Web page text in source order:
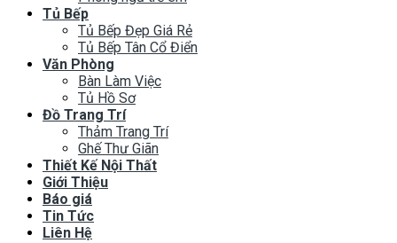
Tủ Bếp
Tủ Bếp Đẹp Giá Rẻ
Tủ Bếp Tân Cổ Điển
Văn Phòng
Bàn Làm Việc
Tủ Hồ Sơ
Đồ Trang Trí
Thảm Trang Trí
Ghế Thư Giãn
Thiết Kế Nội Thất
Giới Thiệu
Báo giá
Tin Tức
Liên Hệ